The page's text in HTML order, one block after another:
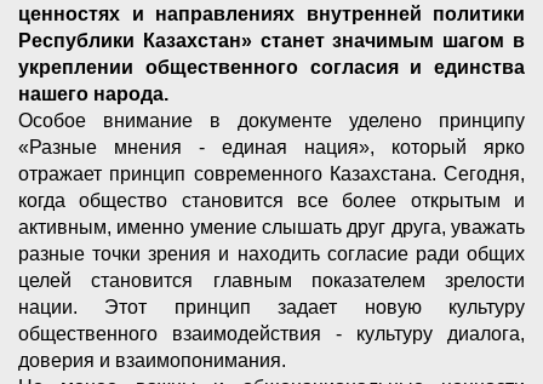
ценностях и направлениях внутренней политики
Республики Казахстан» станет значимым шагом в
укреплении общественного согласия и единства
нашего народа.
Особое внимание в документе уделено принципу
«Разные мнения - единая нация», который ярко
отражает принцип современного Казахстана. Сегодня,
когда общество становится все более открытым и
активным, именно умение слышать друг друга, уважать
разные точки зрения и находить согласие ради общих
целей становится главным показателем зрелости
нации. Этот принцип задает новую культуру
общественного взаимодействия - культуру диалога,
доверия и взаимопонимания.